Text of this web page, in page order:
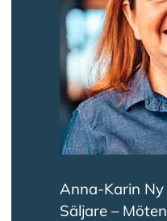
Anna-Karin Ny
Säljare – Möten